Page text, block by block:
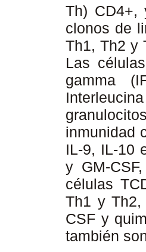
Th) CD4+,
clonos de
Th1, Th2 y
Las
gamma
inmunidad
IL-9, IL-10
y GM-
células
Th1 y Th2,
CSF y
también